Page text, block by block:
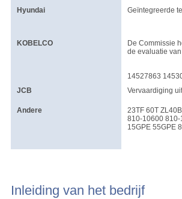
Hyundai Geïntegreerde
KOBELCO
De Commissie
de evaluatie
14527863
JCB
Vervaardiging
Andere
23TF 60T
810-10600 810-
15GPE 55GPE
Inleiding van het bedrijf